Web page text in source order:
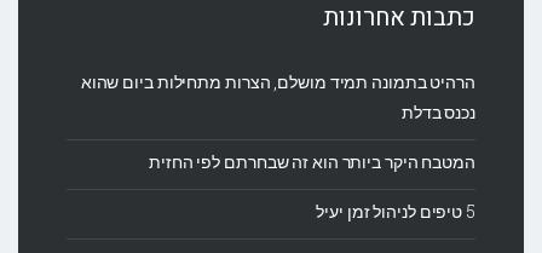
כתבות אחרונות
הרהיט בתמונה תמיד מושלם, הצרות מתחילות ביום שהוא
נכנס בדלת
המטבח היקר ביותר הוא זה שבחרתם לפי החזית
5 טיפים לניהול זמן יעיל